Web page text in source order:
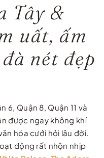
Tây &
uất, ấm
nét đẹp
6, Quận 8, Quận 11 và
được ngay không khí
hóa cưới hỏi lâu đời.
động rất nhộn nhịp